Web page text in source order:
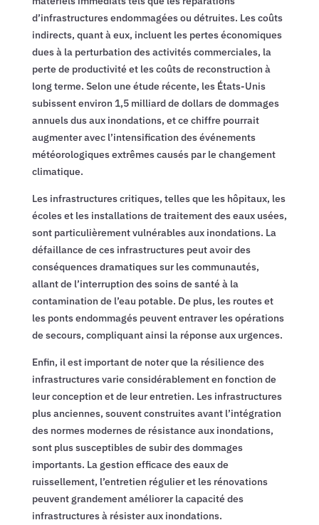
d’infrastructures endommagées ou détruites. Les coûts
indirects, quant à eux, incluent les pertes économiques
dues à la perturbation des activités commerciales, la
perte de productivité et les coûts de reconstruction à
long terme. Selon une étude récente, les États-Unis
subissent environ 1,5 milliard de dollars de dommages
annuels dus aux inondations, et ce chiffre pourrait
augmenter avec l’intensification des événements
météorologiques extrêmes causés par le changement
climatique.
Les infrastructures critiques, telles que les hôpitaux, les
écoles et les installations de traitement des eaux usées,
sont particulièrement vulnérables aux inondations. La
défaillance de ces infrastructures peut avoir des
conséquences dramatiques sur les communautés,
allant de l’interruption des soins de santé à la
contamination de l’eau potable. De plus, les routes et
les ponts endommagés peuvent entraver les opérations
de secours, compliquant ainsi la réponse aux urgences.
Enfin, il est important de noter que la résilience des
infrastructures varie considérablement en fonction de
leur conception et de leur entretien. Les infrastructures
plus anciennes, souvent construites avant l’intégration
des normes modernes de résistance aux inondations,
sont plus susceptibles de subir des dommages
importants. La gestion efficace des eaux de
ruissellement, l’entretien régulier et les rénovations
peuvent grandement améliorer la capacité des
infrastructures à résister aux inondations.